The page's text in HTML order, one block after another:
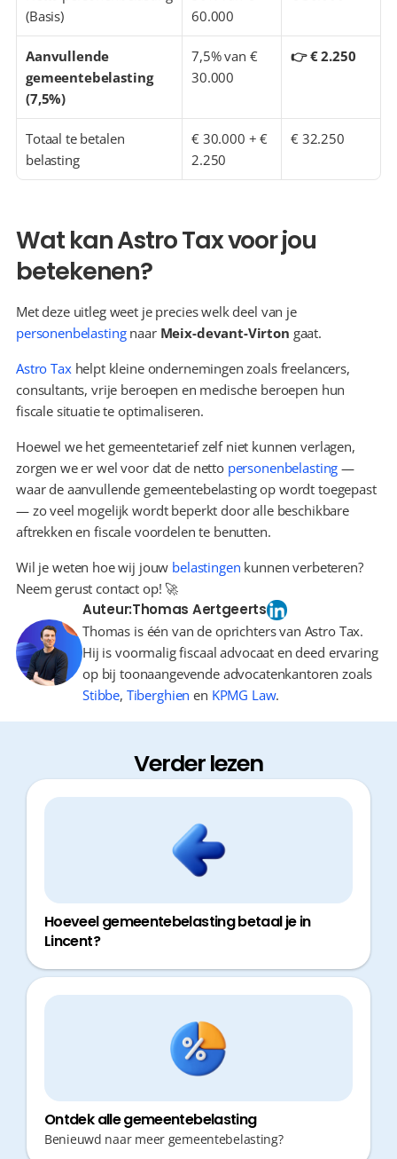
(Basis)
60.000
Aanvullende
gemeentebelasting
(7,5%)
7,5% van €
30.000
👉 € 2.250
Totaal te betalen
belasting
€ 30.000 + €
2.250
€ 32.250
Wat kan Astro Tax voor jou
betekenen?
Met deze uitleg weet je precies welk deel van je
personenbelasting naar Meix-devant-Virton gaat.
Astro Tax helpt kleine ondernemingen zoals freelancers,
consultants, vrije beroepen en medische beroepen hun
fiscale situatie te optimaliseren.
Hoewel we het gemeentetarief zelf niet kunnen verlagen,
zorgen we er wel voor dat de netto personenbelasting —
waar de aanvullende gemeentebelasting op wordt toegepast
— zo veel mogelijk wordt beperkt door alle beschikbare
aftrekken en fiscale voordelen te benutten.
Wil je weten hoe wij jouw belastingen kunnen verbeteren?
Neem gerust contact op! 🚀
Auteur:Thomas Aertgeerts
Thomas is één van de oprichters van Astro Tax.
Hij is voormalig fiscaal advocaat en deed ervaring
op bij toonaangevende advocatenkantoren zoals
Stibbe, Tiberghien en KPMG Law.
Verder lezen
Hoeveel gemeentebelasting betaal je in
Lincent?
Ontdek alle gemeentebelasting
Benieuwd naar meer gemeentebelasting?